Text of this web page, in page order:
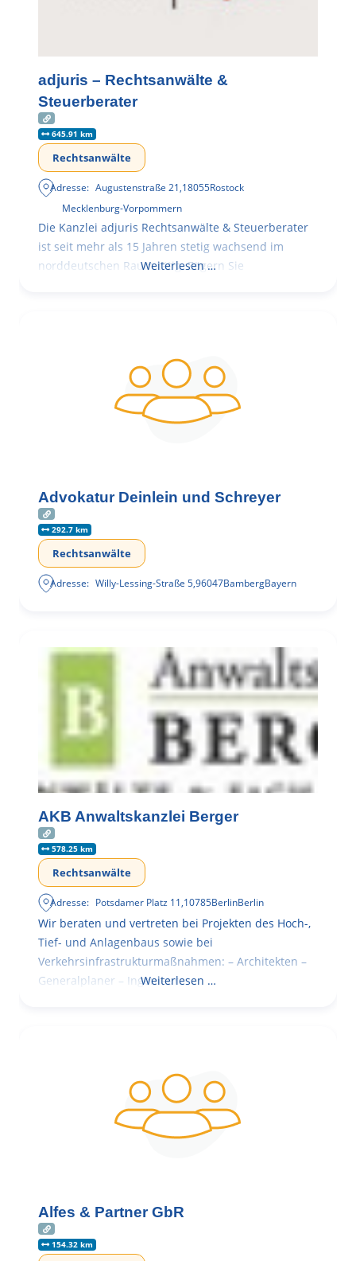
adjuris – Rechtsanwälte &
Steuerberater
645.91 km
Rechtsanwälte
Adresse: Augustenstraße 21,18055Rostock
Mecklenburg-Vorpommern
Die Kanzlei adjuris Rechtsanwälte & Steuerberater
ist seit mehr als 15 Jahren stetig wachsend im
norddeutschen Raum tätig. Zögern Sie
Weiterlesen …
Advokatur Deinlein und Schreyer
292.7 km
Rechtsanwälte
Adresse: Willy-Lessing-Straße 5,96047BambergBayern
AKB Anwaltskanzlei Berger
578.25 km
Rechtsanwälte
Adresse: Potsdamer Platz 11,10785BerlinBerlin
Wir beraten und vertreten bei Projekten des Hoch-,
Tief- und Anlagenbaus sowie bei
Verkehrsinfrastrukturmaßnahmen: – Architekten –
Generalplaner – Ingenieure
Weiterlesen …
Alfes & Partner GbR
154.32 km